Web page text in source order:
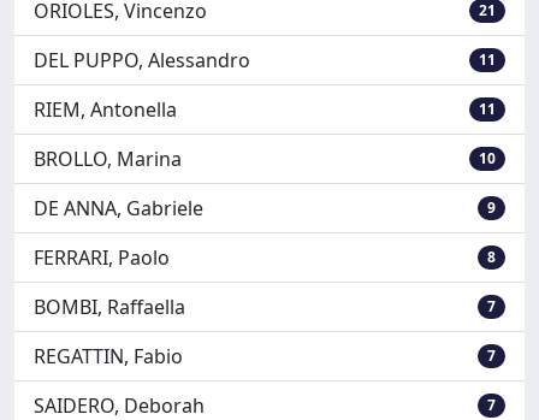
ORIOLES, Vincenzo 21
DEL PUPPO, Alessandro 11
RIEM, Antonella 11
BROLLO, Marina 10
DE ANNA, Gabriele 9
FERRARI, Paolo 8
BOMBI, Raffaella 7
REGATTIN, Fabio 7
SAIDERO, Deborah 7